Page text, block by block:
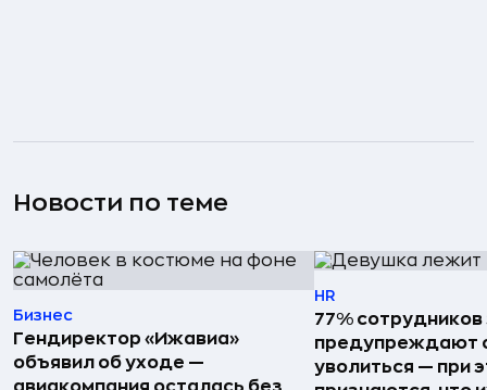
Новости по теме
Бизнес
Гендиректор «Ижавиа»
объявил об уходе —
авиакомпания осталась без
HR
77%
предупреждают
уволиться — при